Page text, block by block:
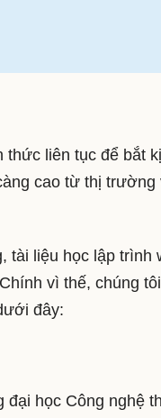
thức liên tục để bắt
cao từ thị trường
tài liệu học lập trình
vì thế, chúng
đây:
học Công nghệ